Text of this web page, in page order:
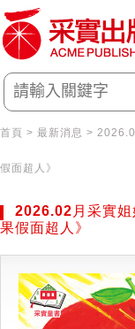
首頁 > 最新消息 >
假面超人》
2026.02月采實
果假面超人》